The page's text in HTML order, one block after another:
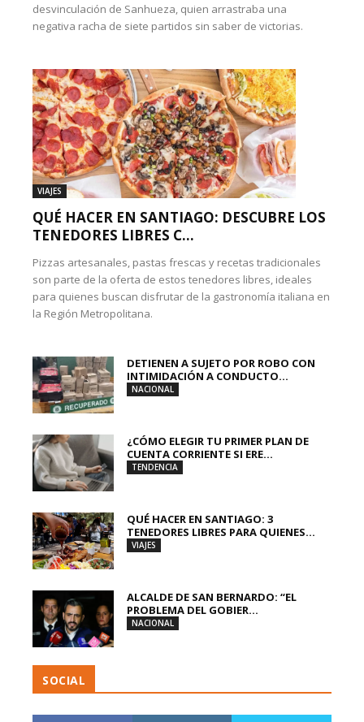
desvinculación de Sanhueza, quien arrastraba una
negativa racha de siete partidos sin saber de victorias.
VIAJES
QUÉ HACER EN SANTIAGO: DESCUBRE LOS
TENEDORES LIBRES C...
Pizzas artesanales, pastas frescas y recetas tradicionales
son parte de la oferta de estos tenedores libres, ideales
para quienes buscan disfrutar de la gastronomía italiana en
la Región Metropolitana.
DETIENEN A SUJETO POR ROBO CON
INTIMIDACIÓN A CONDUCTO...
NACIONAL
¿CÓMO ELEGIR TU PRIMER PLAN DE
CUENTA CORRIENTE SI ERE...
TENDENCIA
QUÉ HACER EN SANTIAGO: 3
TENEDORES LIBRES PARA QUIENES...
VIAJES
ALCALDE DE SAN BERNARDO: “EL
PROBLEMA DEL GOBIER...
NACIONAL
SOCIAL